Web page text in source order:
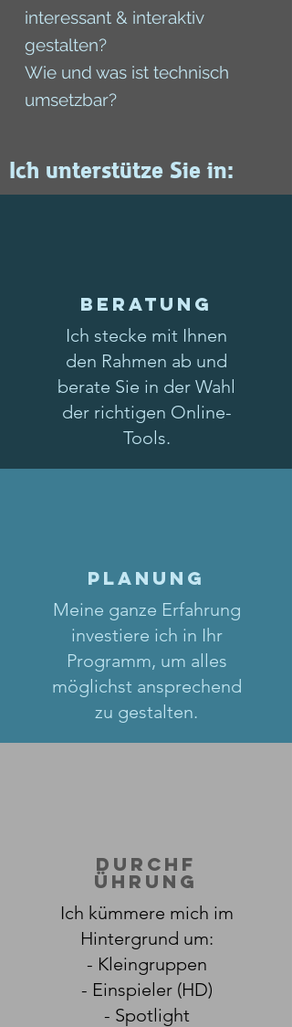
interessant & interaktiv
gestalten?
Wie und was ist technisch
umsetzbar?
Ich unterstütze Sie in:
Beratung
Ich stecke mit Ihnen
den Rahmen ab und
berate Sie in der Wahl
der richtigen Online-
Tools.
Planung
Meine ganze Erfahrung
investiere ich in Ihr
Programm, um alles
möglichst ansprechend
zu gestalten.
Durchf
ührung
Ich kümmere mich im
Hintergrund um:
- Kleingruppen
- Einspieler (HD)
- Spotlight